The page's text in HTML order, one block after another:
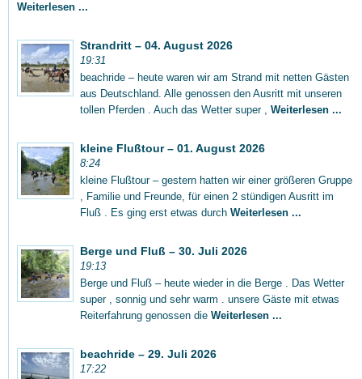
Weiterlesen ...
Strandritt – 04. August 2026
19:31
beachride – heute waren wir am Strand mit netten Gästen
aus Deutschland. Alle genossen den Ausritt mit unseren
tollen Pferden . Auch das Wetter super , Weiterlesen ...
kleine Flußtour – 01. August 2026
8:24
kleine Flußtour – gestern hatten wir einer größeren Gruppe
, Familie und Freunde, für einen 2 stündigen Ausritt im
Fluß . Es ging erst etwas durch Weiterlesen ...
Berge und Fluß – 30. Juli 2026
19:13
Berge und Fluß – heute wieder in die Berge . Das Wetter
super , sonnig und sehr warm . unsere Gäste mit etwas
Reiterfahrung genossen die Weiterlesen ...
beachride – 29. Juli 2026
17:22